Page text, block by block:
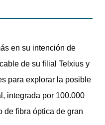
en su intención de
de su filial Telxius y
para explorar la posible
integrada por 100.000
de fibra óptica de gran